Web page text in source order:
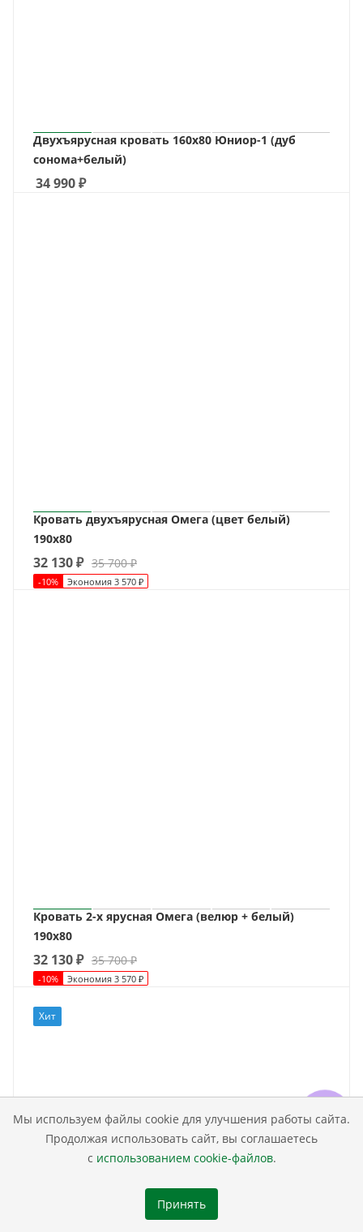
Мы используем файлы cookie для улучшения работы сайта.
Продолжая использовать сайт, вы соглашаетесь
с использованием cookie-файлов.
Принять
Двухъярусная кровать 160х80 Юниор-1 (дуб
сонома+белый)
34 990₽
Кровать двухъярусная Омега (цвет белый)
190х80
32 130₽ 35 700₽
-10% Экономия 3 570 ₽
Кровать 2-х ярусная Омега (велюр + белый)
190х80
32 130₽ 35 700₽
-10% Экономия 3 570 ₽
Хит